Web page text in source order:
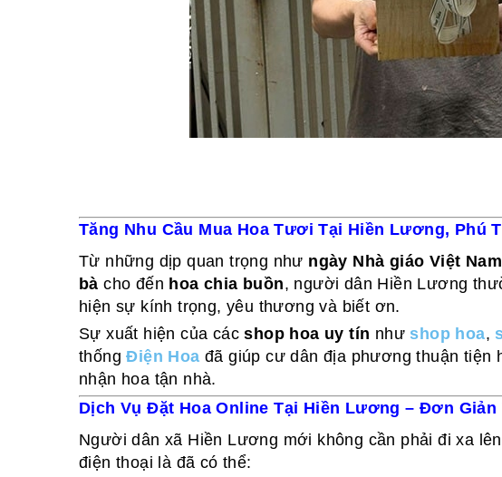
Tăng Nhu Cầu Mua Hoa Tươi Tại Hiền Lương, Phú
Từ những dịp quan trọng như ngày Nhà giáo Việt Nam
bà cho đến hoa chia buồn, người dân Hiền Lương
hiện sự kính trọng, yêu thương và biết ơn.
Sự xuất hiện của cácshop hoa uy tín như shop hoa,
thốngĐiện Hoa đã giúp cư dân địa phương thuận tiện
nhận hoa tận nhà.
Dịch Vụ Đặt Hoa Online Tại Hiền Lương – Đơn Giản
Người dân xã Hiền Lương mới không cần phải đi xa
điện thoại là đã có thể: